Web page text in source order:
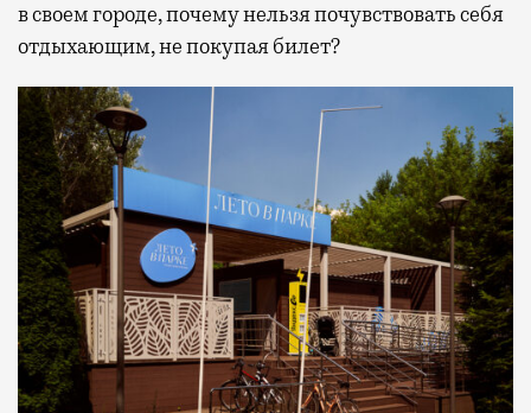
в своем городе, почему нельзя почувствовать себя
отдыхающим, не покупая билет?